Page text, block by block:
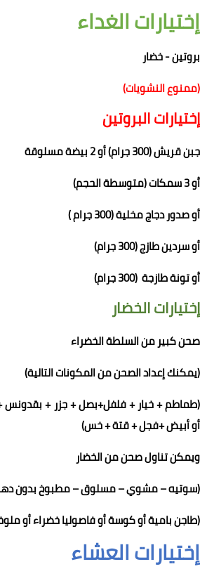
إختيارات الغداء
بروتين - خضار
(ممنوع النشويات)
إختيارات البروتين
جبن قريش (300 جرام) أو 2 بيضة مسلوقة
أو 3 سمكات (متوسطة الحجم)
أوصدور دجاج مخلية (300 جرام )
أو سردين طازج (300 جرام)
أو تونة طازجة (300 جرام)
إختيارات الخضار
صحن كبير من السلطة الخضراء
(يمكنك إعداد الصحن من المكونات التالية)
(طماطم + خيار + فلفل+بصل + جزر + بقدونس
أو أبيض +فجل + قتة + خس)
ويمكن تناولصحنمن الخضار
(سوتيه – مشوي – مسلوق – مطبوخ بدون
(طاجن بامية أو كوسة أو فاصوليا خضراء أو
إختيارات العشاء